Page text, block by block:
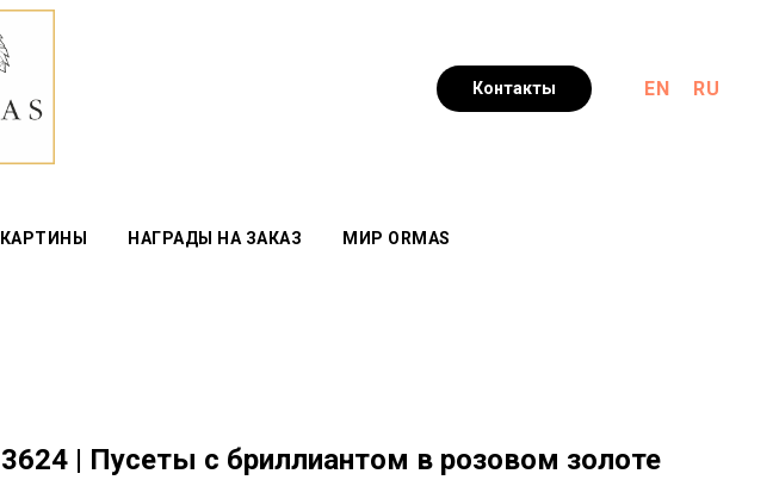
Контакты EN RU
КАРТИНЫ НАГРАДЫ НА ЗАКАЗ МИР ORMAS
3624 | Пусеты с бриллиантом в розовом золоте